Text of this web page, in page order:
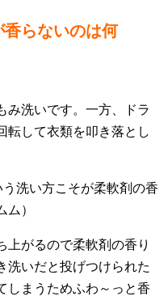
香らないのは何
み洗いです。一方、ドラ
転して衣類を叩き落とし
洗い方こそが柔軟剤の香
）
上がるので柔軟剤の香り
洗いだと投げつけられた
しまうためふわ～っと香